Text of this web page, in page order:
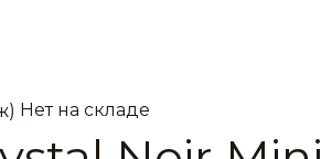
Нет на складе